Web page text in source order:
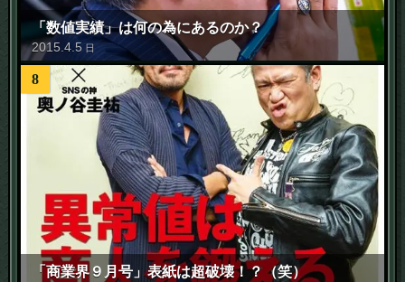
「数値実績」は何の為にあるのか？
2015 .4 .5 日
8
「商業界９月号」表紙は超破壊！？（笑）